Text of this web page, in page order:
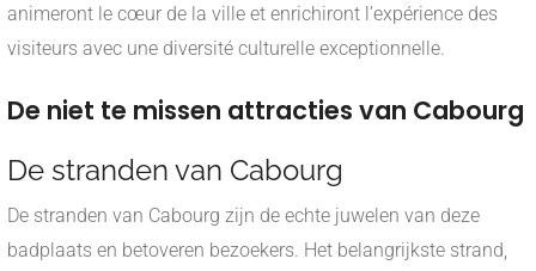
animeront le cœur de la ville et enrichiront l’expérience des
visiteurs avec une diversité culturelle exceptionnelle.
De niet te missen attracties van Cabourg
De stranden van Cabourg
De stranden van Cabourg zijn de echte juwelen van deze
badplaats en betoveren bezoekers. Het belangrijkste strand,